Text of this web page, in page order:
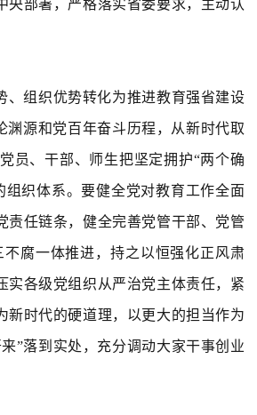
部署，严格落实省委要求，主动认
、组织优势转化为推进教育强省建设
渊源和党百年奋斗历程，从新时代取
员、干部、师生把坚定拥护“两个确
织体系。要健全党对教育工作全面
任链条，健全完善党管干部、党管
不腐一体推进，持之以恒强化正风肃
各级党组织从严治党主体责任，紧
新时代的硬道理，以更大的担当作为
”落到实处，充分调动大家干事创业